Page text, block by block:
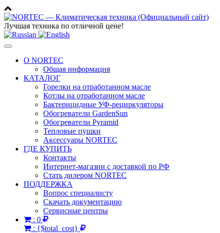
Лучшая техника по отличной цене!
Toggle
navigationО NORTEC
Общая информация
КАТАЛОГ
Горелки на отработанном масле
Котлы на отработанном масле
Бактерицидные УФ-рециркуляторы
Обогреватели GardenSun
Обогреватели Pyramid
Тепловые пушки
Аксессуары NORTEC
ГДЕ КУПИТЬ
Контакты
Интернет-магазин с доставкой по РФ
Стать дилером NORTEC
ПОДДЕРЖКА
Вопрос специалисту
Скачать документацию
Сервисные центры
: 0
: {$total_cost}